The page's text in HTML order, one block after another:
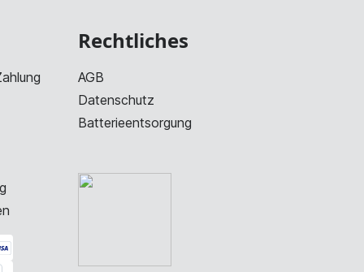
Rechtliches
AGB
Datenschutz
Batterieentsorgung